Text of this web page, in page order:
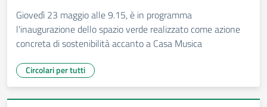
Giovedì 23 maggio alle 9.15, è in programma
l'inaugurazione dello spazio verde realizzato come azione
concreta di sostenibilità accanto a Casa Musica
Circolari per tutti